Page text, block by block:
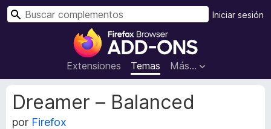
B
u
s
c
a
d
Extensiones Temas Más...
Iniciar sesión
B
Dreamer – Balanced
por Firefox
M
e
t